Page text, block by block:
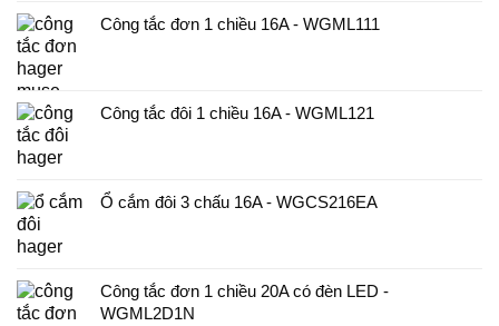
Công tắc đơn 1 chiều 16A - WGML111
Công tắc đôi 1 chiều 16A - WGML121
Ổ cắm đôi 3 chấu 16A - WGCS216EA
Công tắc đơn 1 chiều 20A có đèn LED -
WGML2D1N